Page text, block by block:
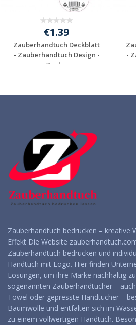
€1.39
Zauberhandtuch Deckblatt
- Zauberhandtuch Design -
Zaub...
anfragen
-
Zauberhandtuch bedrucken – kreative
Effekt Die Website
Zauberhandtuch bedrucken und
Handtuch mit Logo. Hier finden
Lösungen, um ihre Marke nachhaltig
sogenannten Zauberhandtücher –
Towel oder gepresste Handtücher –
Baumwolle und entfalten sich im
zu einem vollwertigen Handtuch.